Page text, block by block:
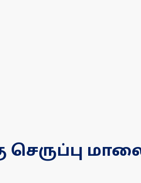
செருப்பு